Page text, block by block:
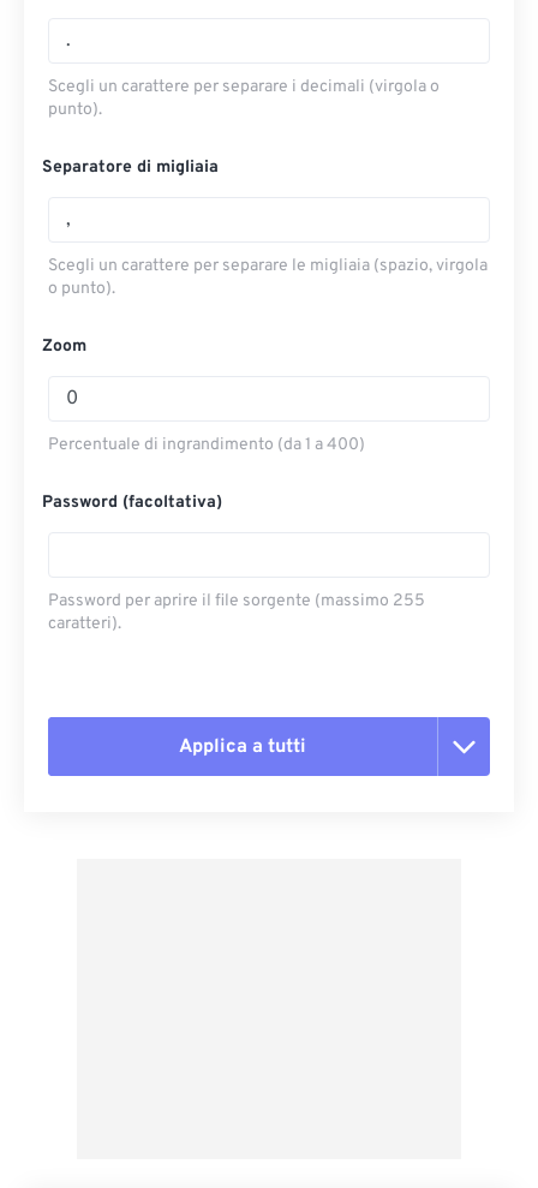
Scegli un carattere per separare i decimali (virgola o
punto).
Separatore di migliaia
Scegli un carattere per separare le migliaia (spazio, virgola
o punto).
Zoom
Percentuale di ingrandimento (da 1 a 400)
Password (facoltativa)
Password per aprire il file sorgente (massimo 255
caratteri).
Applica a tutti